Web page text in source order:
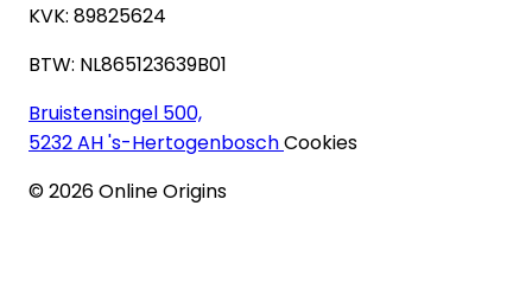
KVK: 89825624
BTW: NL865123639B01
Bruistensingel 500,
5232 AH 's-HertogenboschCookies
©2026Online Origins